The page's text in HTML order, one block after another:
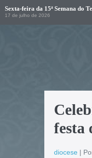
Sexta-feira da 15ª Semana do
17 de julho de 2026
festa
diocese |